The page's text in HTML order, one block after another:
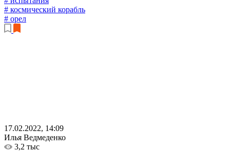
# космический корабль
# орел
17.02.2022, 14:09
Илья Ведмеденко
3,2 тыс